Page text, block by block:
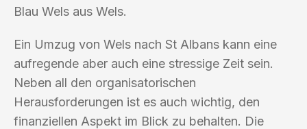
Blau Wels aus Wels.
Ein Umzug von Wels nach St Albans kann eine
aufregende aber auch eine stressige Zeit sein.
Neben all den organisatorischen
Herausforderungen ist es auch wichtig, den
finanziellen Aspekt im Blick zu behalten. Die